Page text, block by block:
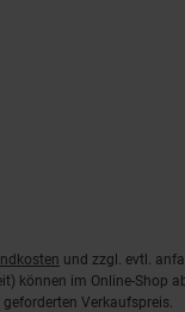
und zzgl. evtl.
können im Online-Shop
Verkaufspreis.